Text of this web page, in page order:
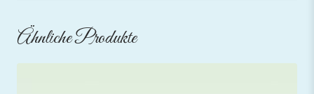
Ähnliche Produkte